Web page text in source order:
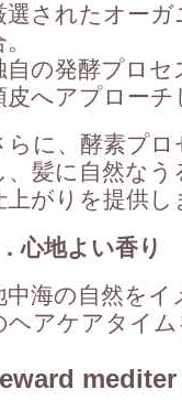
選されたオー
自の発酵プロ
皮へアプローチ
らに、酵素プ
、髪に自然な
上がりを提供し
心地よい香り
中海の自然を
ヘアケアタイ